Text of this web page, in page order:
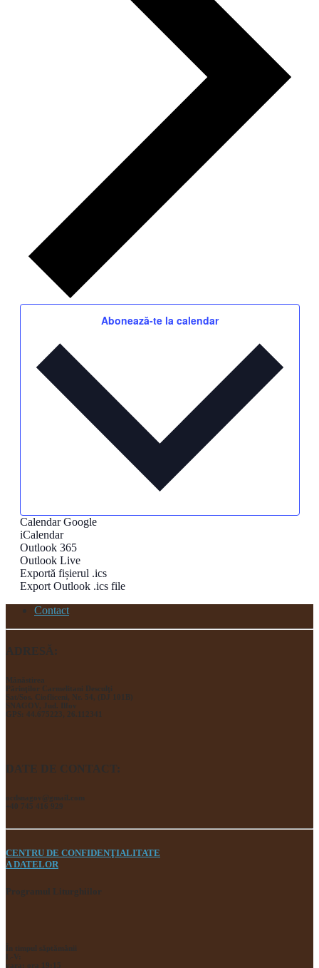
Abonează-te la calendar
Calendar Google
iCalendar
Outlook 365
Outlook Live
Exportă fișierul .ics
Export Outlook .ics file
Contact
ADRESĂ:
Mânăstirea
Părinţilor Carmelitani Desculţi
Sat/Sos. Ciofliceni, Nr. 54, (DJ 101B)
SNAGOV, Jud. Ilfov
GPS: 44.675223, 26.112341
DATE DE CONTACT:
ocdsnagov@gmail.com
+40 745 416 929
CENTRU DE CONFIDENŢIALITATE
A DATELOR
Programul Liturghiilor
În timpul săptămânii
L-V:
vara: ora 19:15